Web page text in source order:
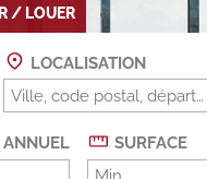
/ LOUER
LOCALISATION
ANNUEL SURFACE